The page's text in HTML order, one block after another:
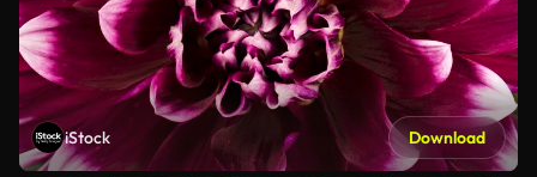
iStock Download